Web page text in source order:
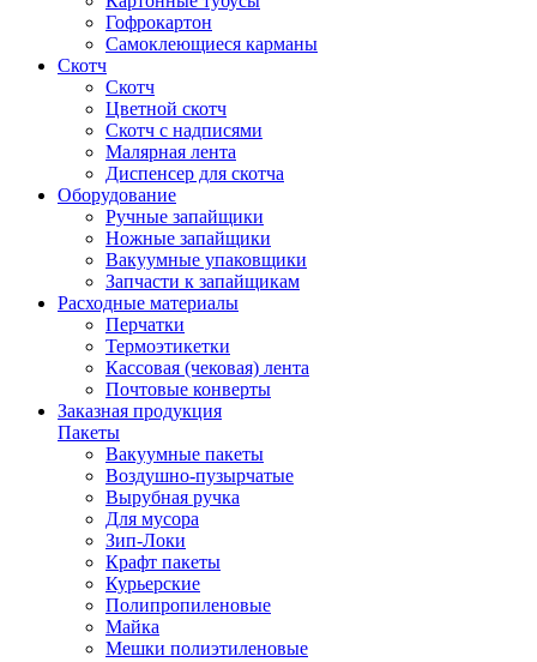
Гофрокартон
Самоклеющиеся карманы
Скотч
Скотч
Цветной скотч
Скотч с надписями
Малярная лента
Диспенсер для скотча
Оборудование
Ручные запайщики
Ножные запайщики
Вакуумные упаковщики
Запчасти к запайщикам
Расходные материалы
Перчатки
Термоэтикетки
Кассовая (чековая) лента
Почтовые конверты
Заказная продукция
Пакеты
Вакуумные пакеты
Воздушно-пузырчатые
Вырубная ручка
Для мусора
Зип-Локи
Крафт пакеты
Курьерские
Полипропиленовые
Майка
Мешки полиэтиленовые